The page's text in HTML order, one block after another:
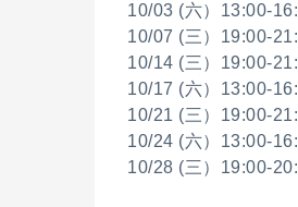
10/03 (六）13:00-
10/07 (三）19:00-
10/14 (三）19:00-
10/17 (六）13:00-
10/21 (三）19:00-
10/24 (六）13:00-
10/28 (三）19:00-